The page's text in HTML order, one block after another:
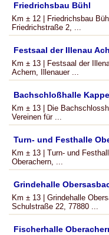
Friedrichsbau Bühl
Km ± 12 | Friedrichsbau
Friedrichstraße 2, ...
Festsaal der Illenau
Km ± 13 | Festsaal der
Achern, Illenauer ...
Bachschloßhalle
Km ± 13 | Die
Vereinen für ...
Turn- und Festhalle
Km ± 13 | Turn- und
Oberachern, ...
Grindehalle
Km ± 13 | Grindehalle
Schulstraße 22, 77880 ...
Fischerhalle